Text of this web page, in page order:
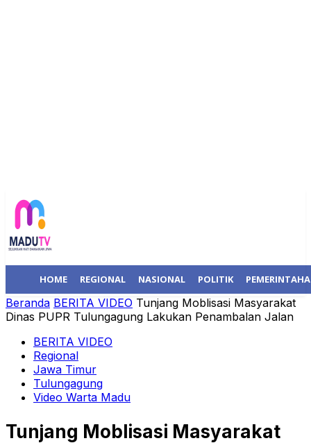
HOME REGIONAL NASIONAL POLITIK
Beranda BERITA VIDEO Tunjang Moblisasi Masyarakat
Dinas PUPR Tulungagung Lakukan Penambalan Jalan
BERITA VIDEO
Regional
Jawa Timur
Tulungagung
Video Warta Madu
Tunjang Moblisasi Masyarakat